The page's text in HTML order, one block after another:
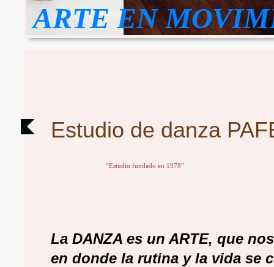
ARTE EN
Estudio de danza
“Estudio fundado en 1978”
La DANZA es un ARTE, que
en donde la rutina y la vida se